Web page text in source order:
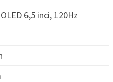
6,5 inci, 120Hz